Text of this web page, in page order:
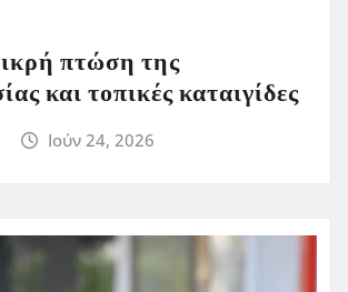
πτώση της
και τοπικές καταιγίδες
Ιούν 24, 2026